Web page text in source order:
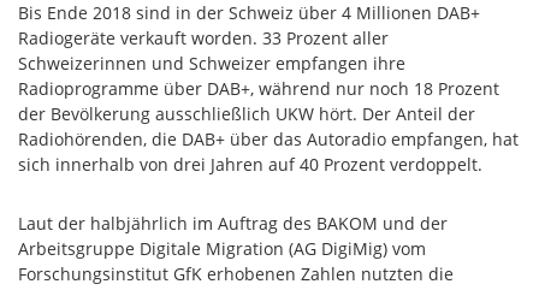
Bis Ende 2018 sind in der Schweiz über 4 Millionen DAB+
Radiogeräte verkauft worden. 33 Prozent aller
Schweizerinnen und Schweizer empfangen ihre
Radioprogramme über DAB+, während nur noch 18 Prozent
der Bevölkerung ausschließlich UKW hört. Der Anteil der
Radiohörenden, die DAB+ über das Autoradio empfangen, hat
sich innerhalb von drei Jahren auf 40 Prozent verdoppelt.
Laut der halbjährlich im Auftrag des BAKOM und der
Arbeitsgruppe Digitale Migration (AG DigiMig) vom
Forschungsinstitut GfK erhobenen Zahlen nutzten die